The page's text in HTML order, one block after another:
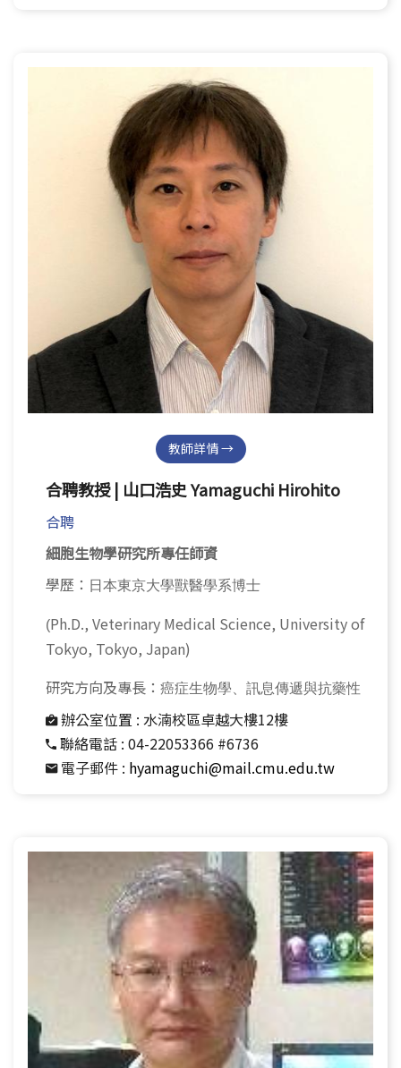
教師詳情 →
合聘教授 | 山口浩史 Yamaguchi Hirohito
合聘
細胞生物學研究所專任師資
學歷： 日本東京大學獸醫學系博士
(Ph.D., Veterinary Medical Science, University of
Tokyo, Tokyo, Japan)
研究方向及專長： 癌症生物學、訊息傳遞與抗藥性
辦公室位置 : 水湳校區卓越大樓12樓
聯絡電話 : 04-22053366 #6736
電子郵件 : hyamaguchi@mail.cmu.edu.tw